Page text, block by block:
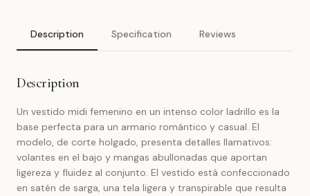
Description Specification Reviews
Description
Un vestido midi femenino en un intenso color ladrillo es la
base perfecta para un armario romántico y casual. El
modelo, de corte holgado, presenta detalles llamativos:
volantes en el bajo y mangas abullonadas que aportan
ligereza y fluidez al conjunto. El vestido está confeccionado
en satén de sarga, una tela ligera y transpirable que resulta